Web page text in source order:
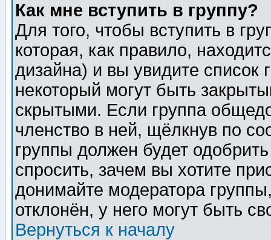
Как мне вступить в группу?
Для того, чтобы вступить в
которая, как правило,
дизайна) и вы увидите список
некоторый могут быть
скрытыми. Если группа
членство в ней, щёлкнув по
группы должен будет
спросить, зачем вы хотите
донимайте модератора
отклонён, у него могут быть
Вернуться к началу